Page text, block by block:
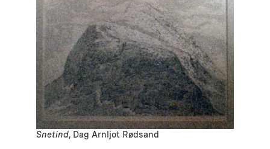
Snetind, Dag Arnljot Rødsand